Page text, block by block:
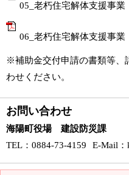
05_老朽住宅解体支援事
06_老朽住宅解体支援事
※補助金交付申請の書類等、
わせください。
お問い合わせ
海陽町役場 建設防災課
TEL ：0884-73-4159 E-Mail ：